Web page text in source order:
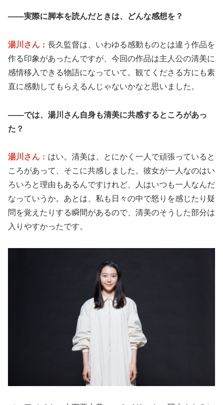
——実際に脚本を読んだときは、どんな感想を？
湯川さん ： 長久監督は、いわゆる感動ものとは違う作品を
作る印象があったんですが、今回の作品は主人公の清美に
感情移入できる物語になっていて。観てくださる方にも素
直に感動してもらえるんじゃないかなと思いました。
——では、湯川さん自身も清美に共感するところがあっ
た？
湯川さん ：はい。清美は、とにかく一人で頑張っていると
ころがあって、そこに共感しました。彼女が一人なのはい
ろいろと理由もあるんですけれど、人はいつも一人なんだ
なっていうか。あとは、私も日々の中で怒りを感じたり疑
問を覚えたりする瞬間があるので、清美のそうした部分は
入りやすかったです。